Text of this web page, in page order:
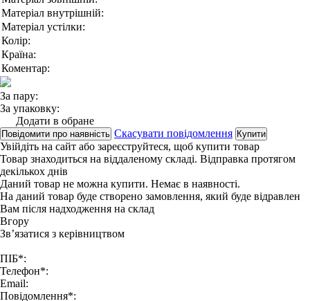
Матеріал внутрішній:
Матеріал устілки:
Колір:
Країна:
Коментар:
За пару:
За упаковку:
Додати в обране
Повідомити про наявність Скасувати повідомлення Купити
Увійдіть на сайт або зареєструйтеся, щоб купити товар
Товар знаходиться на віддаленому складі. Відправка протягом
декількох днів
Даний товар не можна купити. Немає в наявності.
На даний товар буде створено замовлення, який буде відравлен
Вам після надходження на склад
Вгору
Зв’язатися з керівництвом
ПІБ*:
Телефон*:
Email:
Повідомлення*: